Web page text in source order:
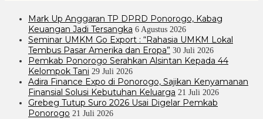
Mark Up Anggaran TP DPRD Ponorogo, Kabag
Keuangan Jadi Tersangka 6 Agustus 2026
Seminar UMKM Go Export : “Rahasia UMKM Lokal
Tembus Pasar Amerika dan Eropa” 30 Juli 2026
Pemkab Ponorogo Serahkan Alsintan Kepada 44
Kelompok Tani 29 Juli 2026
Adira Finance Expo di Ponorogo, Sajikan Kenyamanan
Finansial Solusi Kebutuhan Keluarga 21 Juli 2026
Grebeg Tutup Suro 2026 Usai Digelar Pemkab
Ponorogo 21 Juli 2026